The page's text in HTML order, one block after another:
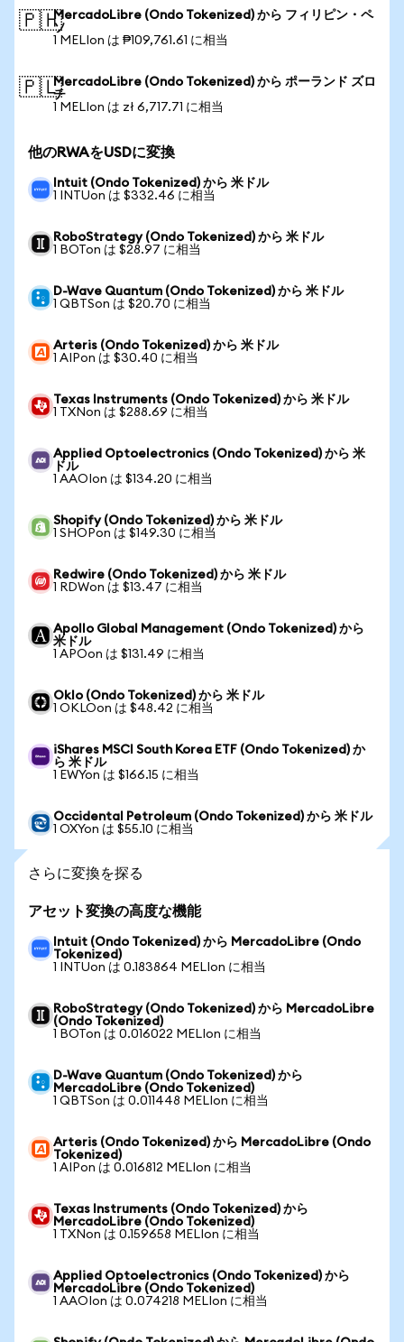
🇵🇭MercadoLibre (Ondo Tokenized) から フィリピン・ペ
ソ
1 MELIon は ₱109,761.61 に相当
🇵🇱MercadoLibre (Ondo Tokenized) から ポーランド ズロ
チ
1 MELIon は zł 6,717.71 に相当
他のRWAをUSDに変換
Intuit (Ondo Tokenized) から 米ドル
1 INTUon は $332.46 に相当
RoboStrategy (Ondo Tokenized) から 米ドル
1 BOTon は $28.97 に相当
D-Wave Quantum (Ondo Tokenized) から 米ドル
1 QBTSon は $20.70 に相当
Arteris (Ondo Tokenized) から 米ドル
1 AIPon は $30.40 に相当
Texas Instruments (Ondo Tokenized) から 米ドル
1 TXNon は $288.69 に相当
Applied Optoelectronics (Ondo Tokenized) から 米
ドル
1 AAOIon は $134.20 に相当
Shopify (Ondo Tokenized) から 米ドル
1 SHOPon は $149.30 に相当
Redwire (Ondo Tokenized) から 米ドル
1 RDWon は $13.47 に相当
Apollo Global Management (Ondo Tokenized) から
米ドル
1 APOon は $131.49 に相当
Oklo (Ondo Tokenized) から 米ドル
1 OKLOon は $48.42 に相当
iShares MSCI South Korea ETF (Ondo Tokenized) か
ら 米ドル
1 EWYon は $166.15 に相当
Occidental Petroleum (Ondo Tokenized) から 米ドル
1 OXYon は $55.10 に相当
さらに変換を探る
アセット変換の高度な機能
Intuit (Ondo Tokenized) から MercadoLibre (Ondo
Tokenized)
1 INTUon は 0.183864 MELIon に相当
RoboStrategy (Ondo Tokenized) から MercadoLibre
(Ondo Tokenized)
1 BOTon は 0.016022 MELIon に相当
D-Wave Quantum (Ondo Tokenized) から
MercadoLibre (Ondo Tokenized)
1 QBTSon は 0.011448 MELIon に相当
Arteris (Ondo Tokenized) から MercadoLibre (Ondo
Tokenized)
1 AIPon は 0.016812 MELIon に相当
Texas Instruments (Ondo Tokenized) から
MercadoLibre (Ondo Tokenized)
1 TXNon は 0.159658 MELIon に相当
Applied Optoelectronics (Ondo Tokenized) から
MercadoLibre (Ondo Tokenized)
1 AAOIon は 0.074218 MELIon に相当